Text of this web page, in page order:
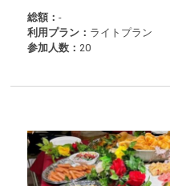
総額：-
利用プラン： ライトプラン
参加人数：20